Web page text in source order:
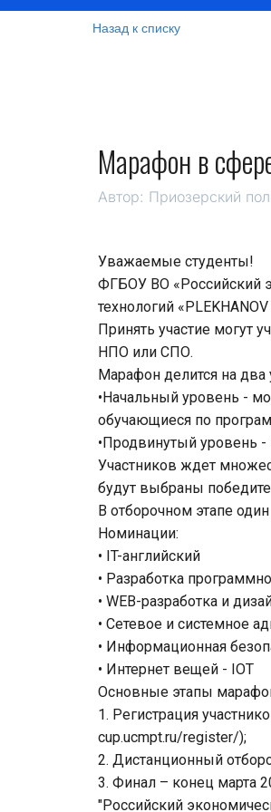
Назад к списку
Марафон в
Автор: Приозерский
Уважаемые студенты!
ФГБОУ ВО «Российский
технологий
Принять участие могут
НПО или СПО.
Марафон делится на
•Начальный уровень -
обучающиеся по
•Продвинутый уровень
Участников ждет
будут выбраны
В отборочном этапе
Номинации:
• IT-английский
• Разработка
• WEB-разработка и
• Сетевое и системное
• Информационная
• Интернет вещей - IOT
Основные этапы
1. Регистрация
cup.ucmpt.ru/register/);
2. Дистанционный
3. Финал – конец марта
"Российский